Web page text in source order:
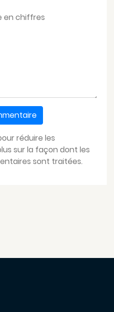
en chiffres
réduire les
sur la façon dont les
sont traitées.